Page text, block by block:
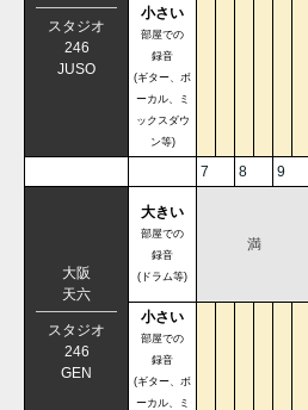
スタジオ
246
JUSO
小さい
部屋での
録音
(ギター、ボ
ーカル、ミ
ックスダウ
ン等)
7 8 9
大阪
天六
スタジオ
246
GEN
大きい
部屋での
録音
(ドラム等)
満
小さい
部屋での
録音
(ギター、ボ
ーカル、ミ